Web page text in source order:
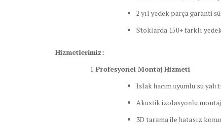
2 yıl yedek parça garanti
Stoklarda 150+ farklı
Hizmetlerimiz:
Profesyonel Montaj Hizmeti
Islak hacim uyumlu su
Akustik izolasyonlu montaj
3D tarama ile hatasız